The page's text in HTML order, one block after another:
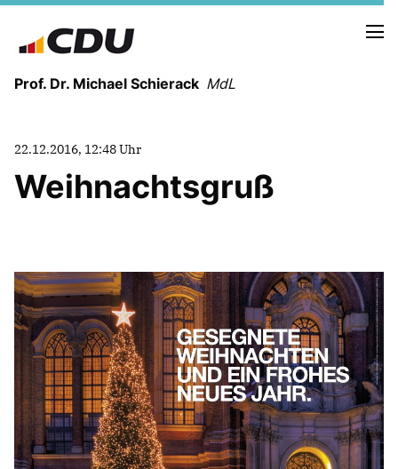
Prof. Dr. Michael Schierack MdL
BERUFUNG UND MENSCH
POLITIK
SICHERHEIT UND ZUSAMMENHALT
MITTELSTAND UND INDUSTRIE
BILDUNG
IDENTITÄT
MEINE 10 PUNKTE
22.12.2016, 12:48 Uhr
Weihnachtsgruß